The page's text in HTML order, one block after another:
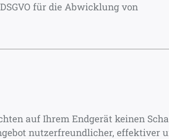
für die Abwicklung von
auf Ihrem Endgerät keinen
nutzerfreundlicher, effektiver